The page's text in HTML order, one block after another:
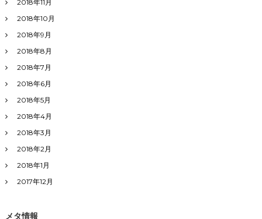
2018年11月
2018年10月
2018年9月
2018年8月
2018年7月
2018年6月
2018年5月
2018年4月
2018年3月
2018年2月
2018年1月
2017年12月
メタ情報